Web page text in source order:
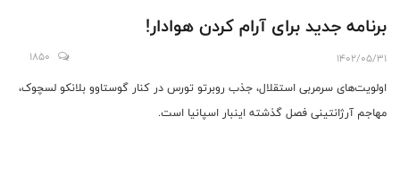
برنامه جدید برای آرام کردن هوادار!
1402/05/31
1850
اولویت‌های سرمربی استقلال، جذب روبرتو تورس در کنار گوستاوو بلانکو لسچوک،
مهاجم آرژانتینی فصل گذشته اینبار اسپانیا است.